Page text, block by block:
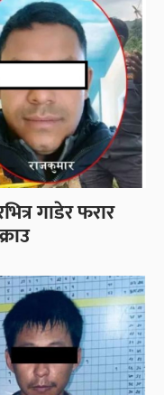
गाडेर फरार